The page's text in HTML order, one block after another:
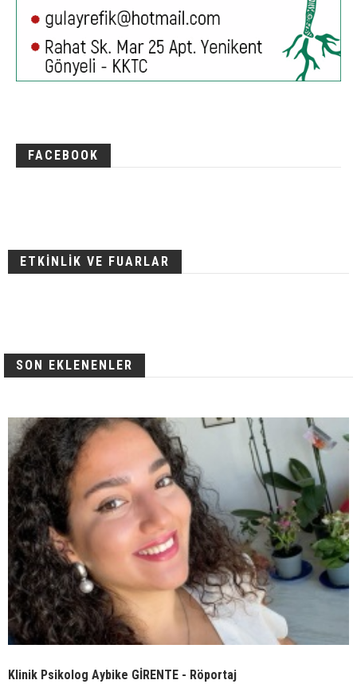
FACEBOOK
ETKİNLİK VE FUARLAR
SON EKLENENLER
Klinik Psikolog Aybike GİRENTE - Röportaj